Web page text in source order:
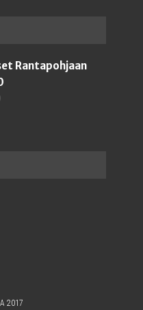
Rantapohjaan
2017